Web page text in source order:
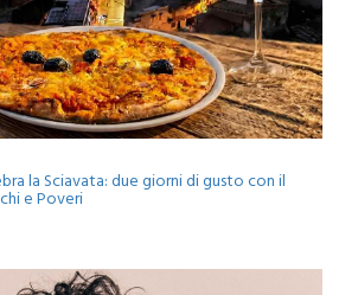
la Sciavata: due giorni di gusto con il